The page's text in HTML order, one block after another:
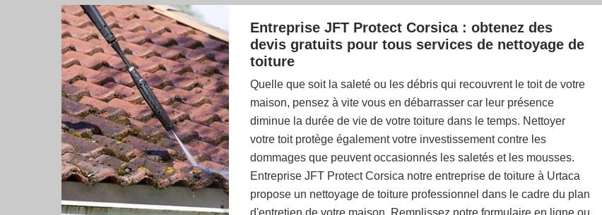
Entreprise JFT Protect Corsica : obtenez des
devis gratuits pour tous services de nettoyage de
toiture
Quelle que soit la saleté ou les débris qui recouvrent le toit de votre
maison, pensez à vite vous en débarrasser car leur présence
diminue la durée de vie de votre toiture dans le temps. Nettoyer
votre toit protège également votre investissement contre les
dommages que peuvent occasionnés les saletés et les mousses.
Entreprise JFT Protect Corsica notre entreprise de toiture à Urtaca
propose un nettoyage de toiture professionnel dans le cadre du plan
d'entretien de votre maison. Remplissez notre formulaire en ligne ou